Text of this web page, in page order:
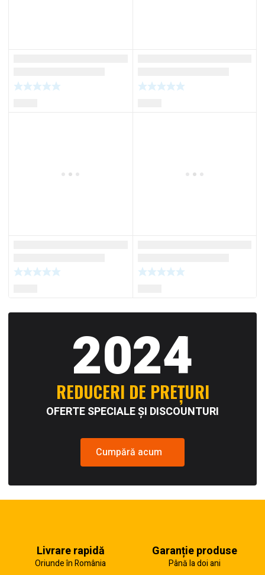
2024
REDUCERI DE PREȚURI
OFERTE SPECIALE ȘI DISCOUNTURI
Cumpără acum
Livrare rapidă
Oriunde în România
Garanție produse
Până la doi ani